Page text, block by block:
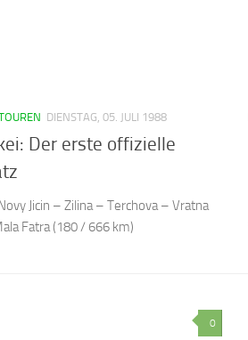
DIENSTAG, 05. JULI 1988
Der erste offizielle
Jicin – Zilina – Terchova – Vratna
Fatra (180 / 666 km)
0